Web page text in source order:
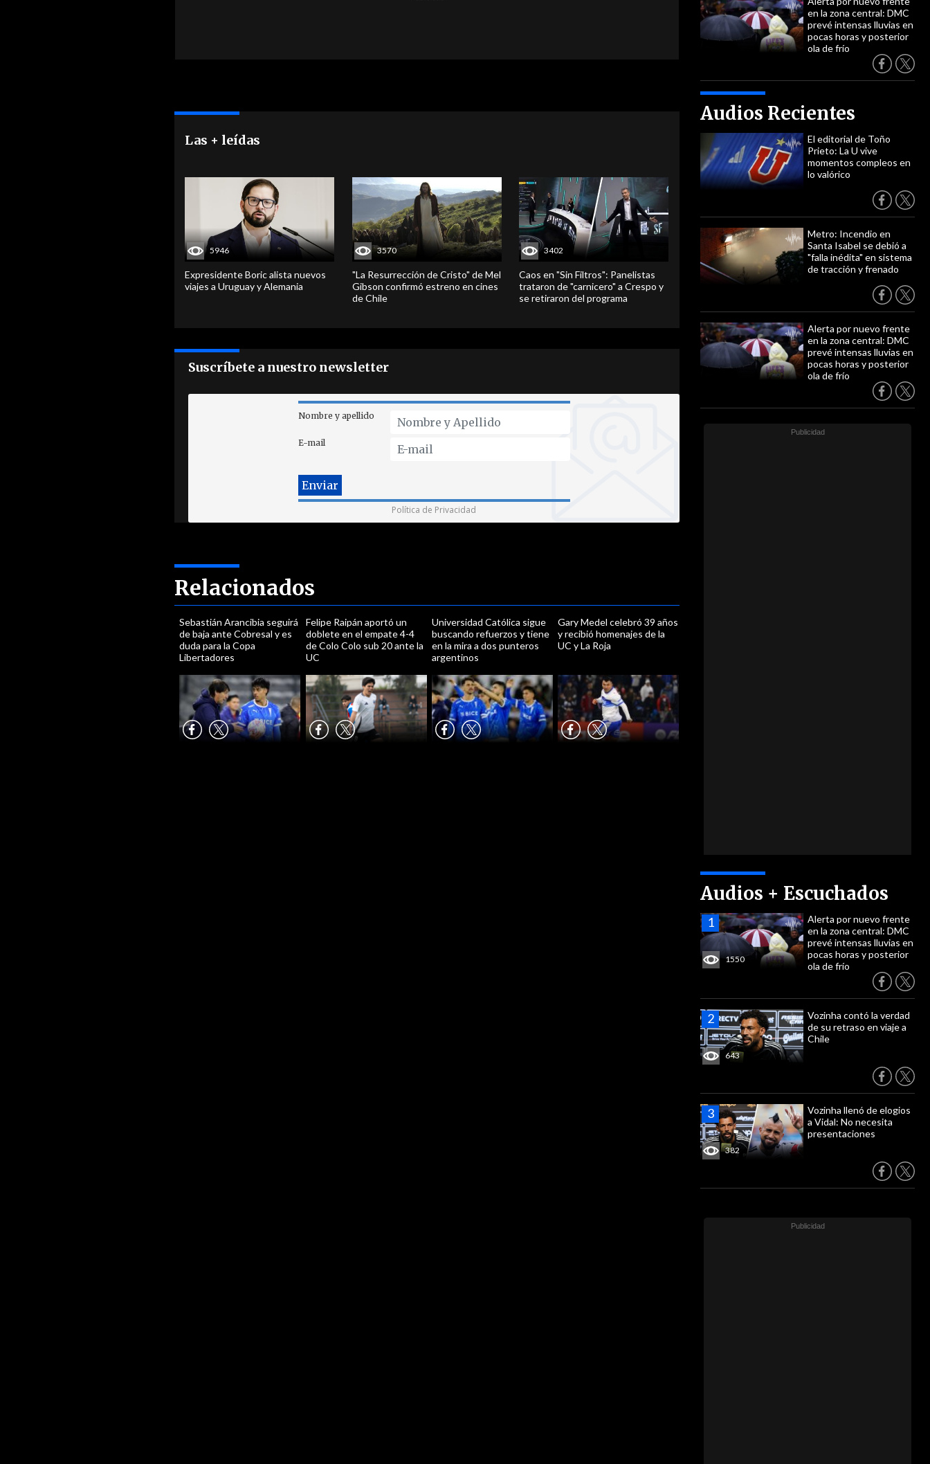
en la zona central: DMC
prevé intensas lluvias en
pocas horas y posterior
ola de frío
Audios Recientes
El editorial de Toño
Prieto: La U vive
momentos compleos en
lo valórico
Metro: Incendio en
Santa Isabel se debió a
"falla inédita" en sistema
de tracción y frenado
Alerta por nuevo frente
en la zona central: DMC
prevé intensas lluvias en
pocas horas y posterior
ola de frío
Audios + Escuchados
1550
Alerta por nuevo frente
en la zona central: DMC
prevé intensas lluvias en
pocas horas y posterior
ola de frío
643
Vozinha contó la verdad
de su retraso en viaje a
Chile
382
Vozinha llenó de elogios
a Vidal: No necesita
presentaciones
Las + leídas
5946
Expresidente Boric alista nuevos
viajes a Uruguay y Alemania
3570
"La Resurrección de Cristo" de Mel
Gibson confirmó estreno en cines
de Chile
3402
Caos en "Sin Filtros": Panelistas
trataron de "carnicero" a Crespo y
se retiraron del programa
Suscríbete a nuestro newsletter
Nombre y apellido
E-mail
Política de Privacidad
Relacionados
Sebastián Arancibia seguirá
de baja ante Cobresal y es
duda para la Copa
Libertadores
Felipe Raipán aportó un
doblete en el empate 4-4
de Colo Colo sub 20 ante la
UC
Universidad Católica sigue
buscando refuerzos y tiene
en la mira a dos punteros
argentinos
Gary Medel celebró 39 años
y recibió homenajes de la
UC y La Roja